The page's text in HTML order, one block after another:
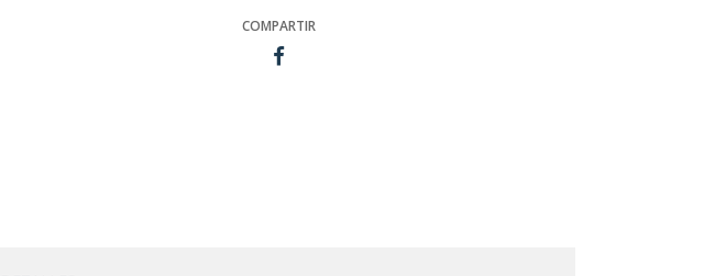
COMPARTIR